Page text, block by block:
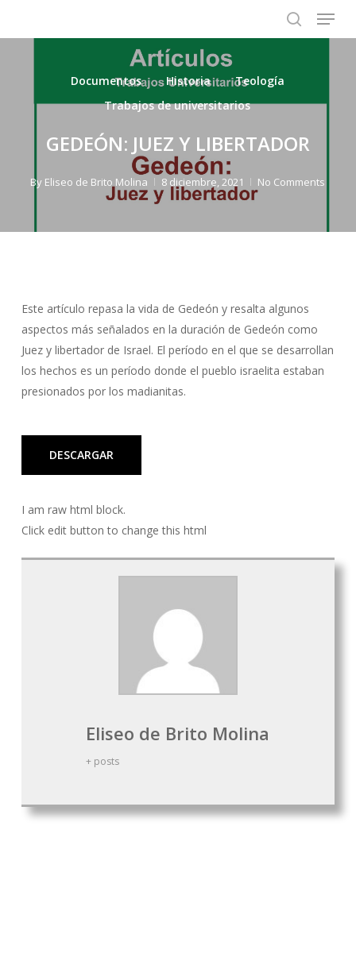
search
Menu
Documentos Historia
Teología
Trabajos de universitarios
GEDEÓN: JUEZ Y LIBERTADOR
By Eliseo de Brito Molina 8 diciembre, 2021 No Comments
Este artículo repasa la vida de Gedeón y resalta algunos
aspectos más señalados en la duración de Gedeón como
Juez y libertador de Israel. El período en el que se desarrollan
los hechos es un período donde el pueblo israelita estaban
presionados por los madianitas.
DESCARGAR
I am raw html block.
Click edit button to change this html
Eliseo de Brito Molina
+ posts